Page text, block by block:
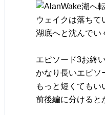
ウェイクは落ちて
湖底へと沈んでい
エピソード3お終い
かなり長いエピソ
もっと短くてもい
前後編に分けると